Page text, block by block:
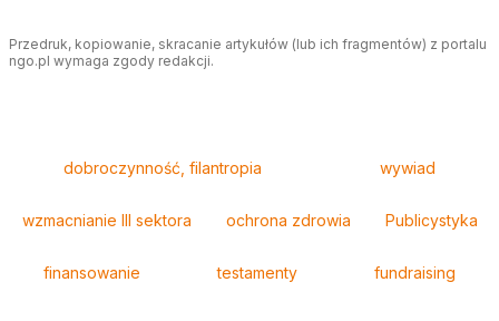
Przedruk, kopiowanie, skracanie artykułów (lub ich fragmentów) z portalu
ngo.pl wymaga zgody redakcji.
dobroczynność, filantropia wywiad
wzmacnianie III sektora ochrona zdrowia Publicystyka
finansowanie testamenty fundraising